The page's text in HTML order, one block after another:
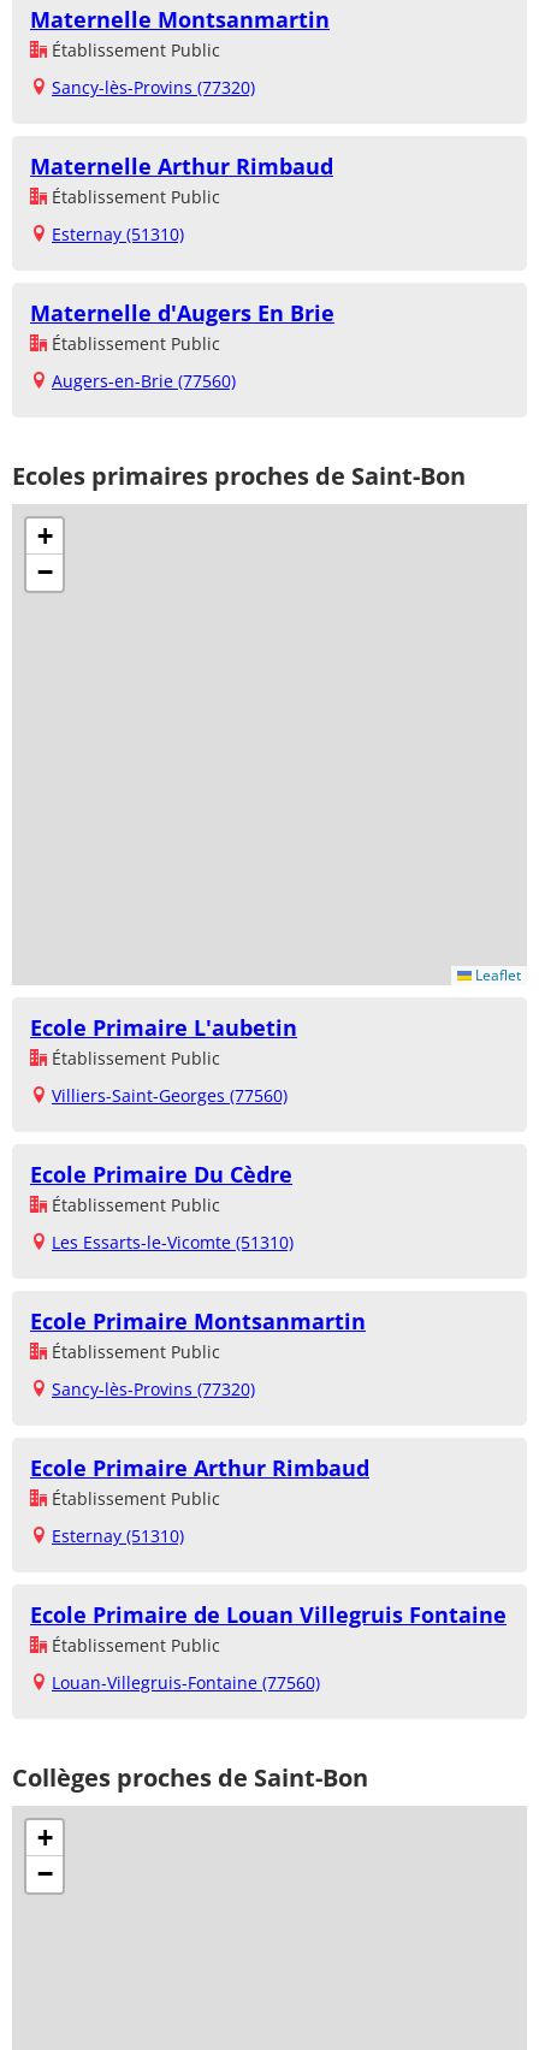
Maternelle Montsanmartin
Établissement Public
Sancy-lès-Provins (77320)
Maternelle Arthur Rimbaud
Établissement Public
Esternay (51310)
Maternelle d'Augers En Brie
Établissement Public
Augers-en-Brie (77560)
Ecoles primaires proches de Saint-Bon
+
−
Leaflet
Ecole Primaire L'aubetin
Établissement Public
Villiers-Saint-Georges (77560)
Ecole Primaire Du Cèdre
Établissement Public
Les Essarts-le-Vicomte (51310)
Ecole Primaire Montsanmartin
Établissement Public
Sancy-lès-Provins (77320)
Ecole Primaire Arthur Rimbaud
Établissement Public
Esternay (51310)
Ecole Primaire de Louan Villegruis Fontaine
Établissement Public
Louan-Villegruis-Fontaine (77560)
Collèges proches de Saint-Bon
+
−